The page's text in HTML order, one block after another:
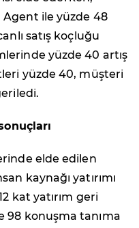
ile yüzde 48
satış koçluğu
yüzde 40 artış
yüzde 40, müşteri
elde edilen
kaynağı yatırımı
kat yatırım geri
98 konuşma tanıma